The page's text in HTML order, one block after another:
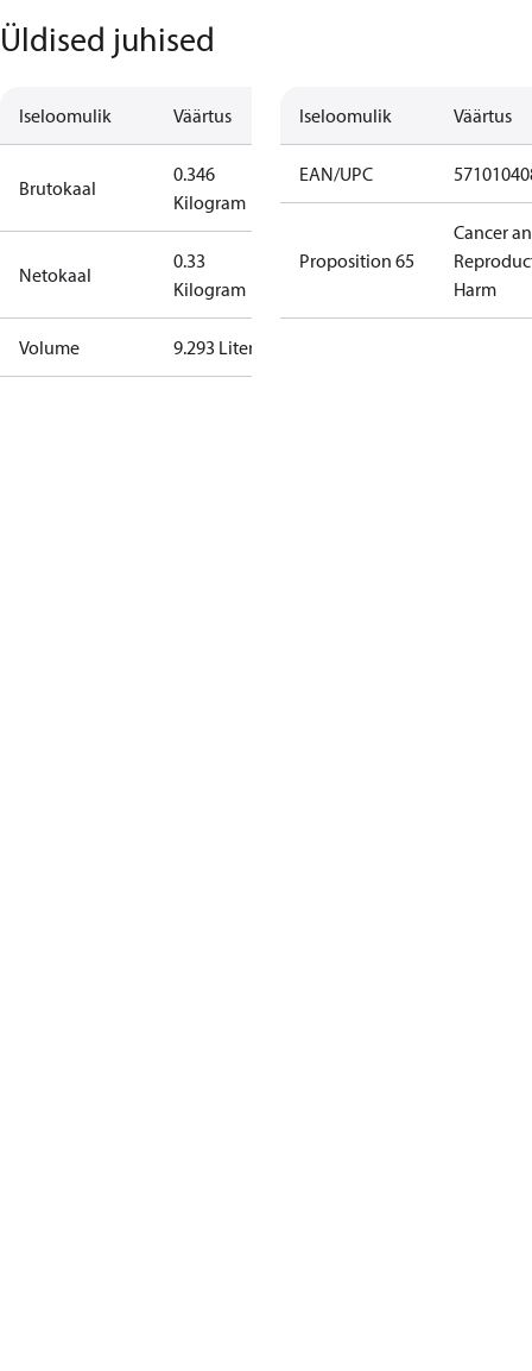
Üldised juhised
Iseloomulik Väärtus
Brutokaal
0.346
Kilogram
Netokaal
0.33
Kilogram
Volume 9.293 Liter
Iseloomulik Väärtus
EAN/UPC
Proposition 65
Cancer
Harm